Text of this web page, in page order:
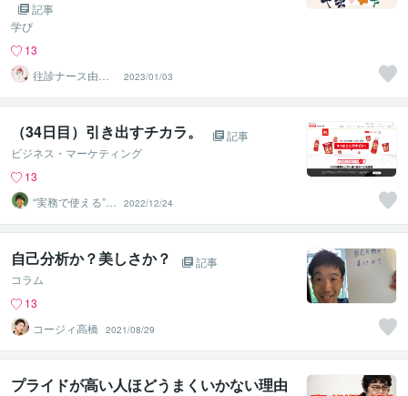
記事
学び
13
往診ナース由紀
子＠人間関係分
析ルーム
2023/01/03
（34日目）引き出すチカラ。
記事
ビジネス・マーケティング
13
“実務で使える”改
善パートナー／
かめきち
2022/12/24
自己分析か？美しさか？
記事
コラム
13
コージィ高橋 2021/08/29
プライドが高い人ほどうまくいかない理由